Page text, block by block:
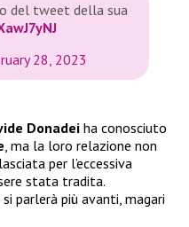
del tweet della sua
28, 2023
Donadei ha conosciuto
, ma la loro relazione non
per l’eccessiva
stata tradita.
parlerà più avanti, magari